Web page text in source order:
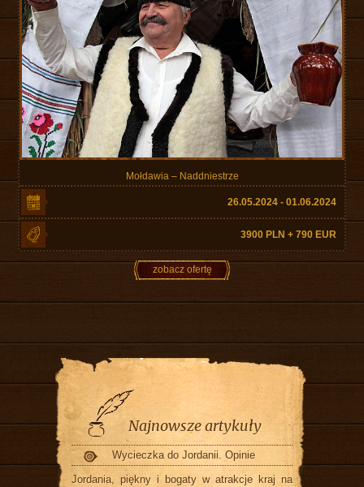
Mołdawia – Naddniestrze
26.05.2024 - 01.06.2024
3900 PLN + 790 EUR
zobacz ofertę
Najnowsze artykuły
Wycieczka do Jordanii. Opinie
Jordania, piękny i bogaty w atrakcje kraj na